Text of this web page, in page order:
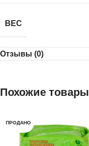
ВЕС
Отзывы (0)
Похожие товары
ПРОДАНО